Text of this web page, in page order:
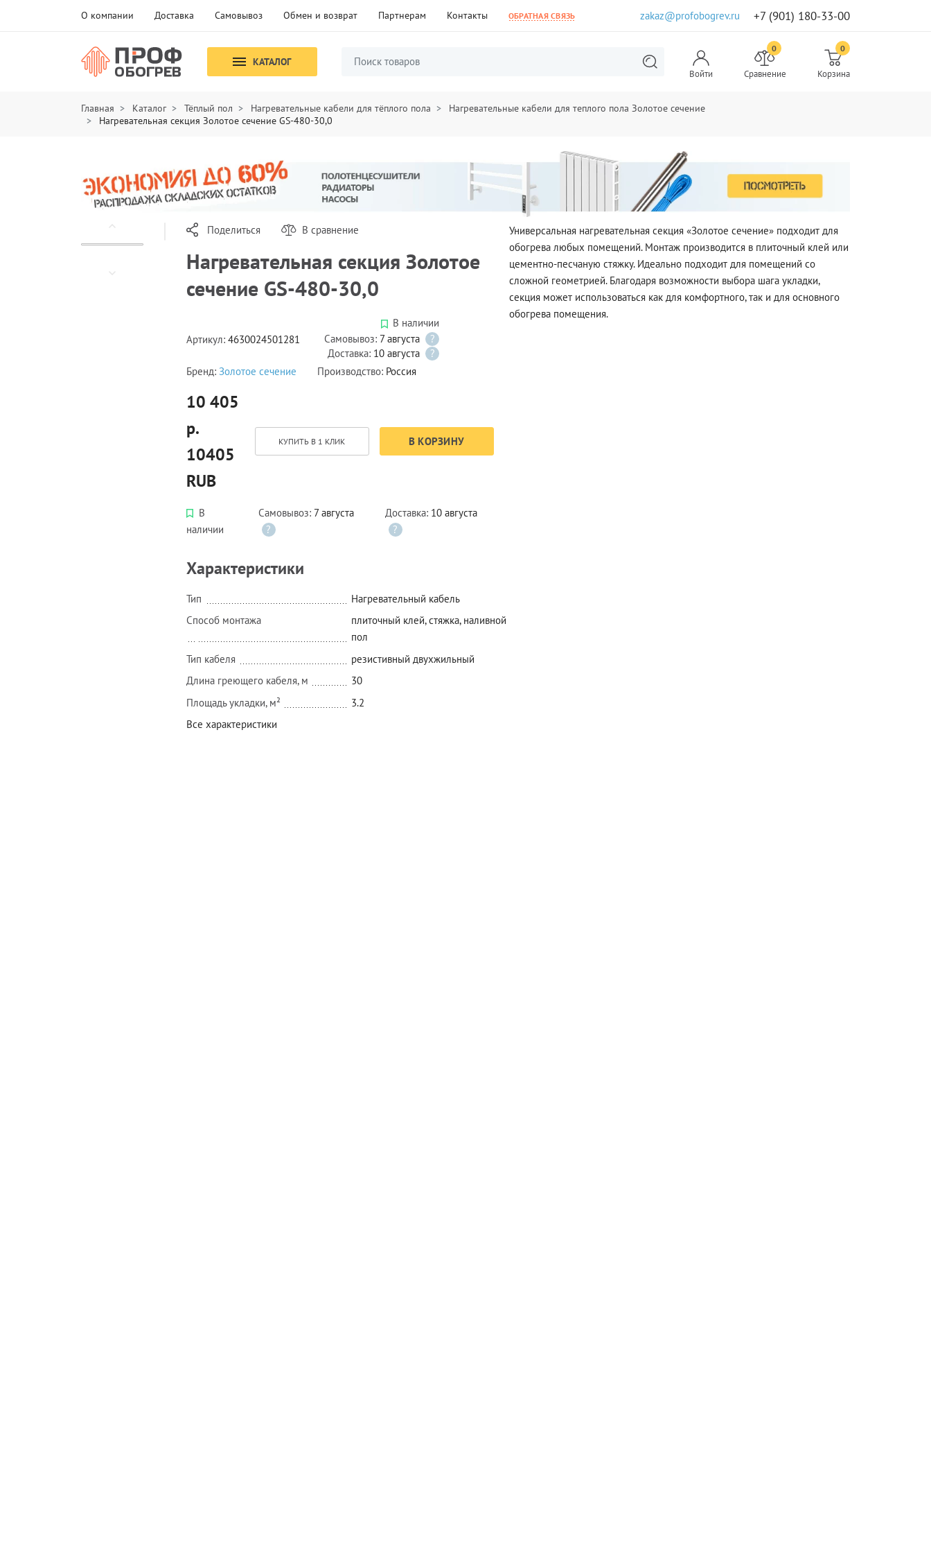
О компании Доставка Самовывоз Обмен и возврат Партнерам Контакты ОБРАТНАЯ СВЯЗЬ zakaz@profobogrev.ru +7 (901) 180-33-00
КАТАЛОГ
Войти
0
Сравнение
0
Корзина
Главная Каталог Тёплый пол Нагревательные кабели для тёплого пола
Нагревательные кабели для теплого пола Золотое сечение
Нагревательная секция Золотое сечение GS-480-30,0
Поделиться В сравнение
Нагревательная секция Золотое
сечение GS-480-30,0
Артикул: 4630024501281
В наличии
Самовывоз: 7 августа
?
Доставка: 10 августа
?
Бренд: Золотое сечение Производство: Россия
10 405
р.
10405
RUB
КУПИТЬ В 1 КЛИК В КОРЗИНУ
В
наличии
Самовывоз: 7 августа
?
Доставка: 10 августа
?
Характеристики
Тип
Нагревательный кабель
Способ монтажа
плиточный клей, стяжка, наливной
пол
Тип кабеля
резистивный двухжильный
Длина греющего кабеля, м
30
Площадь укладки, м²
3.2
Все характеристики
Универсальная нагревательная секция «Золотое сечение» подходит для
обогрева любых помещений. Монтаж производится в плиточный клей или
цементно-песчаную стяжку. Идеально подходит для помещений со
сложной геометрией. Благодаря возможности выбора шага укладки,
секция может использоваться как для комфортного, так и для основного
обогрева помещения.